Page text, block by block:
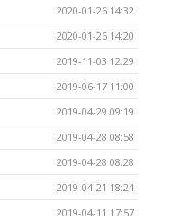
2020-01-26 14:32
2020-01-26 14:20
2019-11-03 12:29
2019-06-17 11:00
2019-04-29 09:19
2019-04-28 08:58
2019-04-28 08:28
2019-04-21 18:24
2019-04-11 17:57